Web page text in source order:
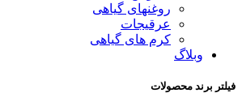
روغنهای گیاهی
عرقیجات
کرم های گیاهی
وبلاگ
فیلتر برند محصولات